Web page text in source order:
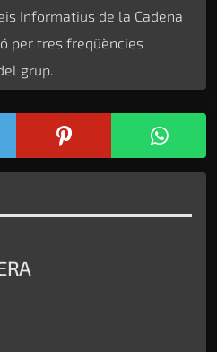
Informatius de la Cadena
per tres freqüències
grup.